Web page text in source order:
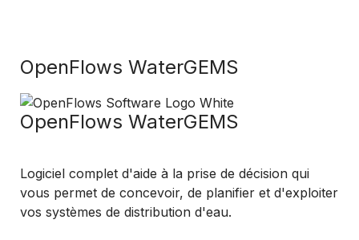
OpenFlows WaterGEMS
OpenFlows WaterGEMS
Logiciel complet d'aide à la prise de décision qui
vous permet de concevoir, de planifier et d'exploiter
vos systèmes de distribution d'eau.